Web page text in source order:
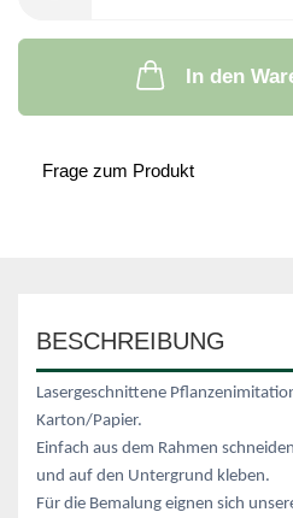
In den
Frage zum Produkt
BESCHREIBUNG
Lasergeschnittene
Karton/Papier.
Einfach aus dem Rahmen
und auf den Untergrund kleben.
Für die Bemalung eignen sich